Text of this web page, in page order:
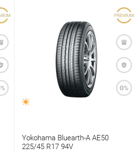
Yokohama Bluearth-A AE50
225/45 R17 94V